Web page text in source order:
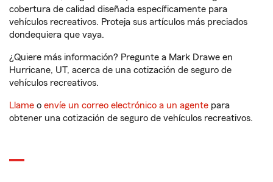
cobertura de calidad diseñada específicamente para
vehículos recreativos. Proteja sus artículos más preciados
dondequiera que vaya.
¿Quiere más información? Pregunte a Mark Drawe en
Hurricane, UT, acerca de una cotización de seguro de
vehículos recreativos.
Llame o envíe un correo electrónico a un agente para
obtener una cotización de seguro de vehículos recreativos.